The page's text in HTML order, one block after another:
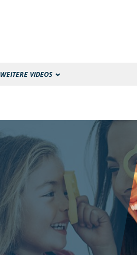
WEITERE VIDEOS